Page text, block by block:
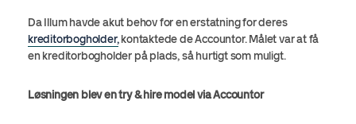
Da Illum havde akut behov for en erstatning for deres
kreditorbogholder,kontaktede de Accountor. Målet var at få
en kreditorbogholder på plads, så hurtigt som muligt.
Løsningen blev en try & hire model via Accountor